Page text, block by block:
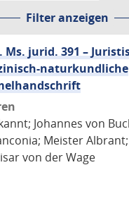
Filter anzeigen
Ms. jurid. 391 –
naturkundliche
Johannes von
Meister
von der Wage